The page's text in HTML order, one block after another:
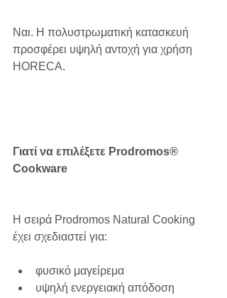
Ναι. Η πολυστρωματική κατασκευή
προσφέρει υψηλή αντοχή για χρήση
HORECA.
Γιατί να επιλέξετε Prodromos®
Cookware
Η σειρά Prodromos Natural Cooking
έχει σχεδιαστεί για:
φυσικό μαγείρεμα
υψηλή ενεργειακή απόδοση